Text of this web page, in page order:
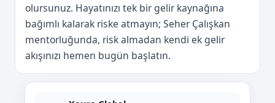
olursunuz. Hayatınızı tek bir gelir kaynağına
bağımlı kalarak riske atmayın; Seher Çalışkan
mentorluğunda, risk almadan kendi ek gelir
akışınızı hemen bugün başlatın.